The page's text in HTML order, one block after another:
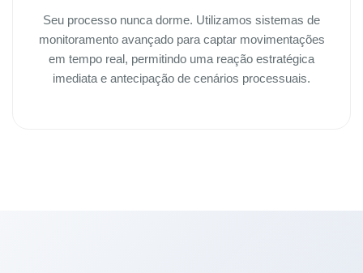
Seu processo nunca dorme. Utilizamos sistemas de
monitoramento avançado para captar movimentações
em tempo real, permitindo uma reação estratégica
imediata e antecipação de cenários processuais.